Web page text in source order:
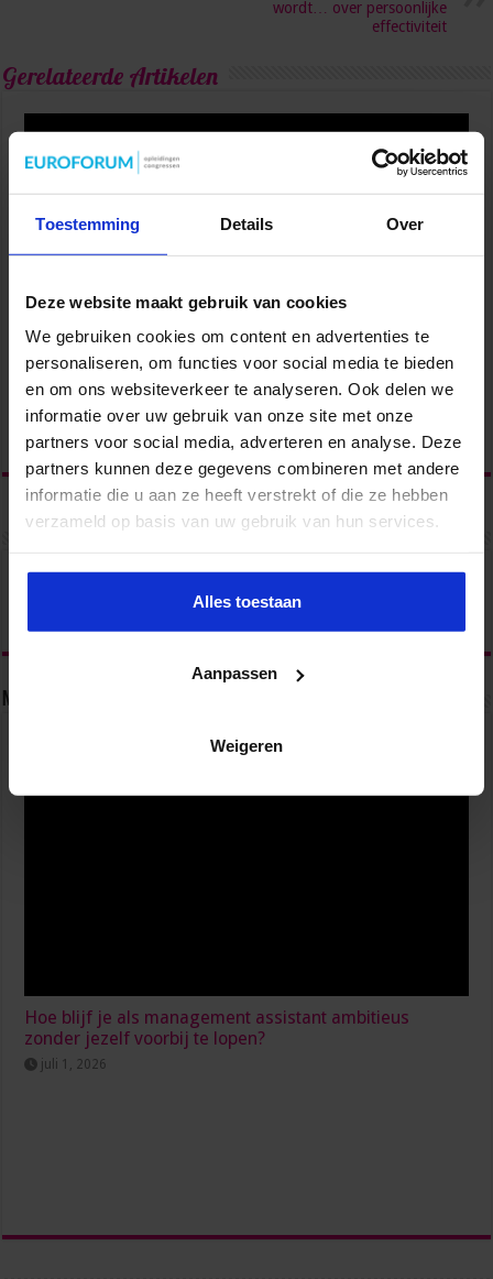
Toestemming Details Over
Deze website maakt gebruik van cookies
We gebruiken cookies om content en advertenties te
personaliseren, om functies voor social media te bieden
en om ons websiteverkeer te analyseren. Ook delen we
informatie over uw gebruik van onze site met onze
partners voor social media, adverteren en analyse. Deze
partners kunnen deze gegevens combineren met andere
informatie die u aan ze heeft verstrekt of die ze hebben
verzameld op basis van uw gebruik van hun services.
Alles toestaan
Aanpassen
Weigeren
wordt… over persoonlijke
effectiviteit
Gerelateerde Artikelen
Van onzeker naar zelfverzekerd: vaardigheden die je
carrière versnellen
2 weken ago
Hoe blijf je als management assistant ambitieus
zonder jezelf voorbij te lopen?
juli 1, 2026
Nieuwsbrief